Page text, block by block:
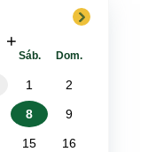
+
next
Sáb. Dom.
1 2
8 9
15 16